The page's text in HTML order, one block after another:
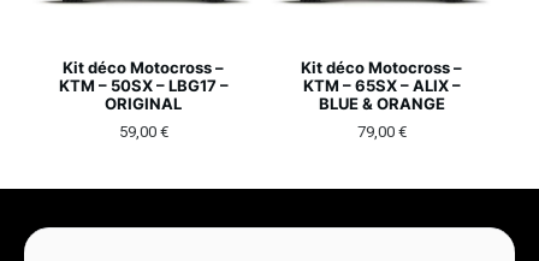
Kit déco Motocross –
KTM – 50SX – LBG17 –
ORIGINAL
59,00 €
Kit déco Motocross –
KTM – 65SX – ALIX –
BLUE & ORANGE
79,00 €